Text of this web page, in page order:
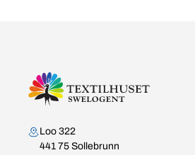
Kontakta oss
Loo 322
441 75 Sollebrunn